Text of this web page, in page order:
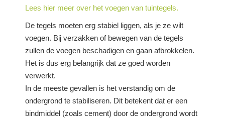
Lees hier meer over het voegen van tuintegels.
De tegels moeten erg stabiel liggen, als je ze wilt
voegen. Bij verzakken of bewegen van de tegels
zullen de voegen beschadigen en gaan afbrokkelen.
Het is dus erg belangrijk dat ze goed worden
verwerkt.
In de meeste gevallen is het verstandig om de
ondergrond te stabiliseren. Dit betekent dat er een
bindmiddel (zoals cement) door de ondergrond wordt